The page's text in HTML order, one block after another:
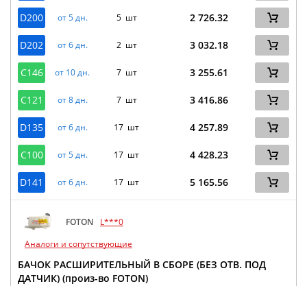
D200 от 5 дн. 5 шт 2 726.32
D202 от 6 дн. 2 шт 3 032.18
C146 от 10 дн. 7 шт 3 255.61
C121 от 8 дн. 7 шт 3 416.86
D135 от 6 дн. 17 шт 4 257.89
C100 от 5 дн. 17 шт 4 428.23
D141 от 6 дн. 17 шт 5 165.56
FOTON
L***0
Аналоги и сопутствующие
БАЧОК РАСШИРИТЕЛЬНЫЙ В СБОРЕ (БЕЗ ОТВ. ПОД
ДАТЧИК) (произ-во FOTON)